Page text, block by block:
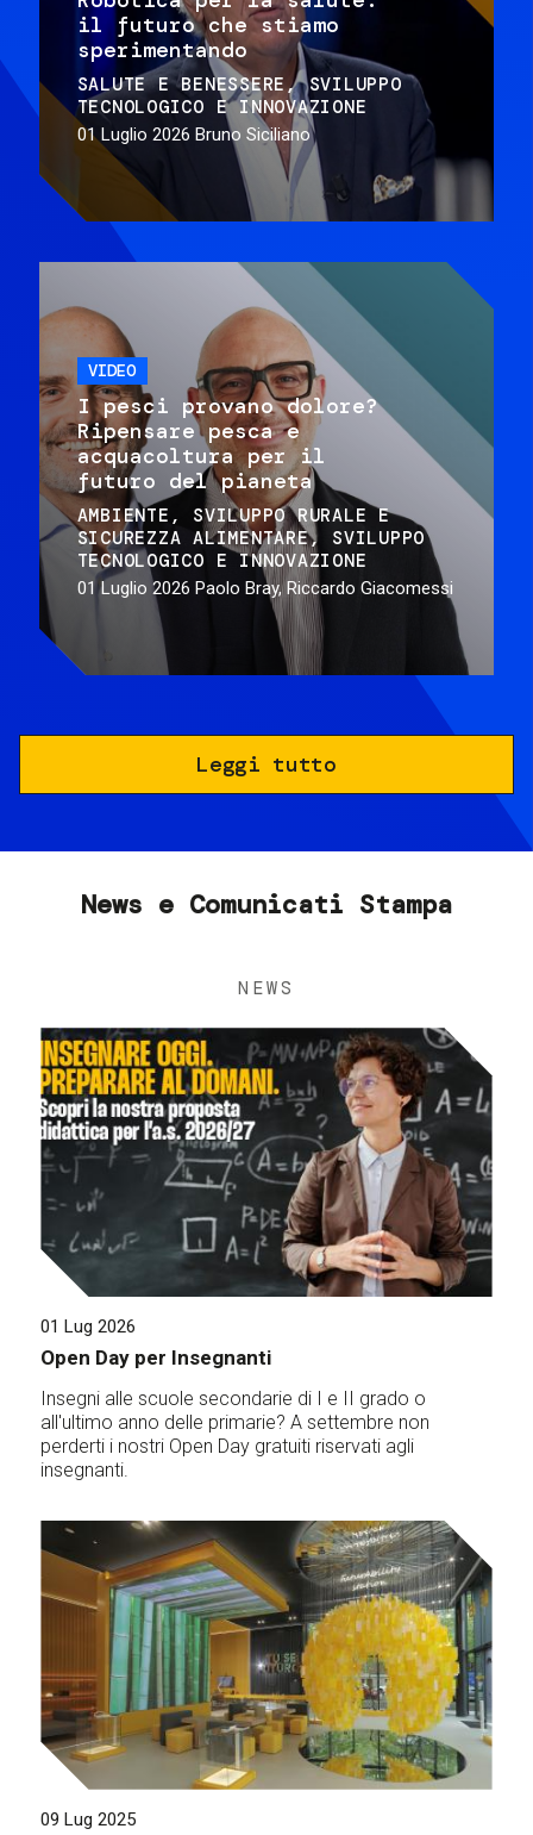
il futuro che stiamo
sperimentando
SALUTE E BENESSERE
SVILUPPO
TECNOLOGICO E INNOVAZIONE
01 Luglio 2026 Bruno Siciliano
VIDEO
I pesci provano dolore?
Ripensare pesca e
acquacoltura per il
futuro del pianeta
AMBIENTE
SVILUPPO RURALE E
SICUREZZA ALIMENTARE
SVILUPPO
TECNOLOGICO E INNOVAZIONE
01 Luglio 2026 Paolo Bray, Riccardo Giacomessi
Leggi tutto
News e Comunicati Stampa
NEWS
01 Lug 2026
Open Day per Insegnanti
Insegni alle scuole secondarie di I e II grado o
all'ultimo anno delle primarie? A settembre non
perderti i nostri Open Day gratuiti riservati agli
insegnanti.
09 Lug 2025